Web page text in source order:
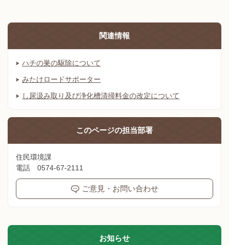
関連情報
ハチの巣の駆除について
みたけロードサポーター
し尿汲み取り及び浄化槽清掃料金の改定について
このページの担当部署
住民環境課
電話 0574-67-2111
ご意見・お問い合わせ
お知らせ